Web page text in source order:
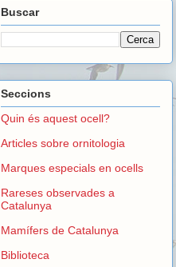
Buscar
Seccions
Quin és aquest ocell?
Articles sobre ornitologia
Marques especials en ocells
Rareses observades a
Catalunya
Mamífers de Catalunya
Biblioteca